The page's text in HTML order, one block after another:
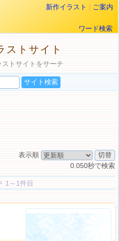
新作イラスト | ご案内
ワード検索
ストサイト
トサイトをサーチ
表示順
0.050秒で検索
1～1件目